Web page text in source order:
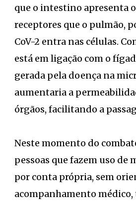
que o intestino apresenta
receptores que o pulmão,
CoV-2 entra nas células.
está em ligação com o
gerada pela doença na
aumentaria a
órgãos, facilitando a
Neste momento do
pessoas que fazem uso de
por conta própria, sem
acompanhamento